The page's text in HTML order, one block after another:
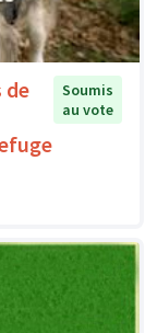
de
Soumis
au vote